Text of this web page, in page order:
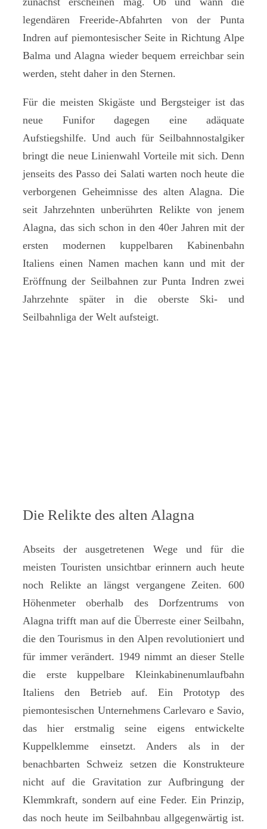
legendären Freeride-Abfahrten von der Punta
Indren auf piemontesischer Seite in Richtung Alpe
Balma und Alagna wieder bequem erreichbar sein
werden, steht daher in den Sternen.
Für die meisten Skigäste und Bergsteiger ist das
neue Funifor dagegen eine adäquate
Aufstiegshilfe. Und auch für Seilbahnnostalgiker
bringt die neue Linienwahl Vorteile mit sich. Denn
jenseits des Passo dei Salati warten noch heute die
verborgenen Geheimnisse des alten Alagna. Die
seit Jahrzehnten unberührten Relikte von jenem
Alagna, das sich schon in den 40er Jahren mit der
ersten modernen kuppelbaren Kabinenbahn
Italiens einen Namen machen kann und mit der
Eröffnung der Seilbahnen zur Punta Indren zwei
Jahrzehnte später in die oberste Ski- und
Seilbahnliga der Welt aufsteigt.
Die Relikte des alten Alagna
Abseits der ausgetretenen Wege und für die
meisten Touristen unsichtbar erinnern auch heute
noch Relikte an längst vergangene Zeiten. 600
Höhenmeter oberhalb des Dorfzentrums von
Alagna trifft man auf die Überreste einer Seilbahn,
die den Tourismus in den Alpen revolutioniert und
für immer verändert. 1949 nimmt an dieser Stelle
die erste kuppelbare Kleinkabinenumlaufbahn
Italiens den Betrieb auf. Ein Prototyp des
piemontesischen Unternehmens Carlevaro e Savio,
das hier erstmalig seine eigens entwickelte
Kuppelklemme einsetzt. Anders als in der
benachbarten Schweiz setzen die Konstrukteure
nicht auf die Gravitation zur Aufbringung der
Klemmkraft, sondern auf eine Feder. Ein Prinzip,
das noch heute im Seilbahnbau allgegenwärtig ist.